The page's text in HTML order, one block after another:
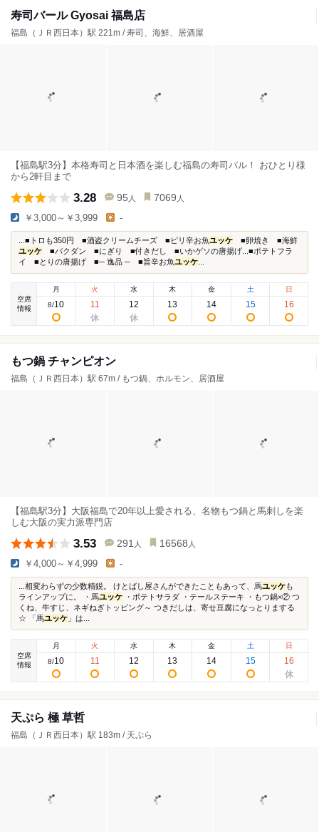
寿司バール Gyosai 福島店
福島（ＪＲ西日本）駅 221m / 寿司、海鮮、居酒屋
【福島駅3分】本格寿司と日本酒を楽しむ福島の寿司バル！ おひとり様
から2軒目まで
3.28 95 人 7069 人
￥3,000～￥3,999 -
...■トロも350円 ■酒盗クリームチーズ ■ピリ辛お魚ユッケ ■卵焼き ■海鮮
ユッケ ■バクダン ■にぎり ■付きだし ■いかゲソの唐揚げ...■ポテトフラ
イ ■とりの唐揚げ ■─ 逸品 ─ ■旨辛お魚ユッケ
空席
情報
月
8/10
火
11
水
12
木
13
金
14
土
15
日
16
もつ鍋 チャンピオン
福島（ＪＲ西日本）駅 67m / もつ鍋、ホルモン、居酒屋
【福島駅3分】大阪福島で20年以上愛される、名物もつ鍋と馬刺しを楽
しむ大阪の実力派専門店
3.53 291 人 16568 人
￥4,000～￥4,999 -
...相変わらずの少数精鋭。 けとばし屋さんができたこともあって、馬ユッケも
ラインアップに。 ・馬ユッケ ・ポテトサラダ ・テールステーキ ・もつ鍋×② つ
くね、牛すじ、ネギねぎトッピング～ つきだしは、寄せ豆腐になっとりまする
☆ 「馬ユッケ 」は...
空席
情報
月
8/10
火
11
水
12
木
13
金
14
土
15
日
16
天ぷら 極 草哲
福島（ＪＲ西日本）駅 183m / 天ぷら